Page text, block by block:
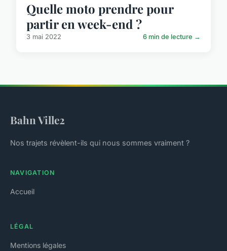
Quelle moto prendre pour
partir en week-end ?
3 mai 2022 6 min de lecture →
Bahn Ville2
Nos trajets révèlent-ils qui nous sommes vraiment ?
NAVIGATION
Accueil
LÉGAL
Mentions légales